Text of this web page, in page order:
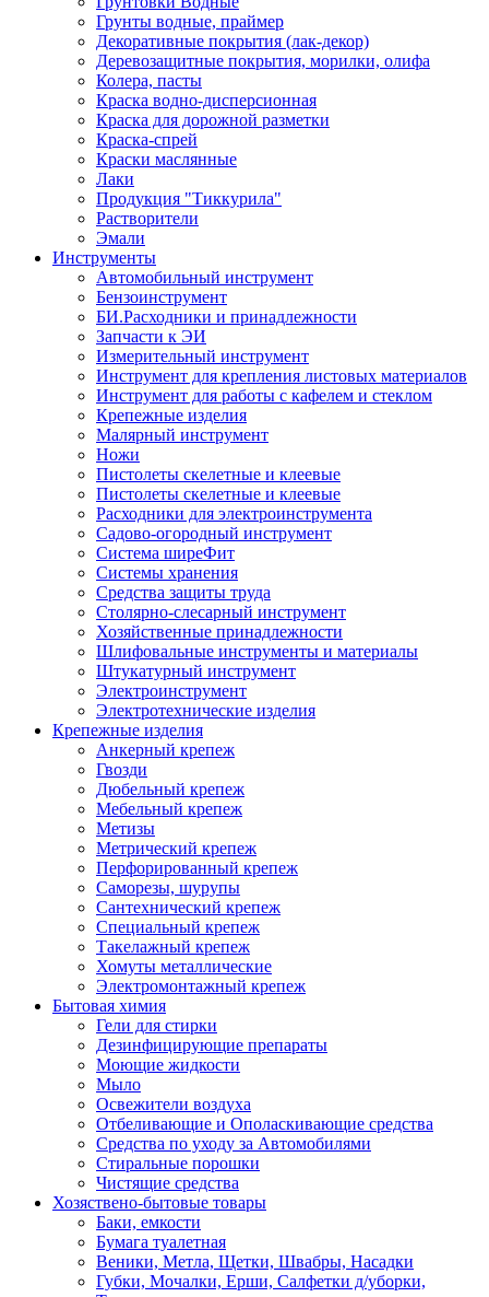
Грунты водные, праймер
Декоративные покрытия (лак-декор)
Деревозащитные покрытия, морилки, олифа
Колера, пасты
Краска водно-дисперсионная
Краска для дорожной разметки
Краска-спрей
Краски маслянные
Лаки
Продукция "Тиккурила"
Растворители
Эмали
Инструменты
Автомобильный инструмент
Бензоинструмент
БИ.Расходники и принадлежности
Запчасти к ЭИ
Измерительный инструмент
Инструмент для крепления листовых материалов
Инструмент для работы с кафелем и стеклом
Крепежные изделия
Малярный инструмент
Ножи
Пистолеты скелетные и клеевые
Пистолеты скелетные и клеевые
Расходники для электроинструмента
Садово-огородный инструмент
Система ширеФит
Системы хранения
Средства защиты труда
Столярно-слесарный инструмент
Хозяйственные принадлежности
Шлифовальные инструменты и материалы
Штукатурный инструмент
Электроинструмент
Электротехнические изделия
Крепежные изделия
Анкерный крепеж
Гвозди
Дюбельный крепеж
Мебельный крепеж
Метизы
Метрический крепеж
Перфорированный крепеж
Саморезы, шурупы
Сантехнический крепеж
Специальный крепеж
Такелажный крепеж
Хомуты металлические
Электромонтажный крепеж
Бытовая химия
Гели для стирки
Дезинфицирующие препараты
Моющие жидкости
Мыло
Освежители воздуха
Отбеливающие и Ополаскивающие средства
Средства по уходу за Автомобилями
Стиральные порошки
Чистящие средства
Хозяствено-бытовые товары
Баки, емкости
Бумага туалетная
Веники, Метла, Щетки, Швабры, Насадки
Губки, Мочалки, Ерши, Салфетки д/уборки,